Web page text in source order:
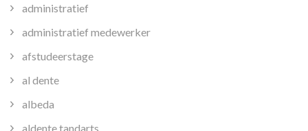
administratief
administratief medewerker
afstudeerstage
al dente
albeda
aldente tandarts